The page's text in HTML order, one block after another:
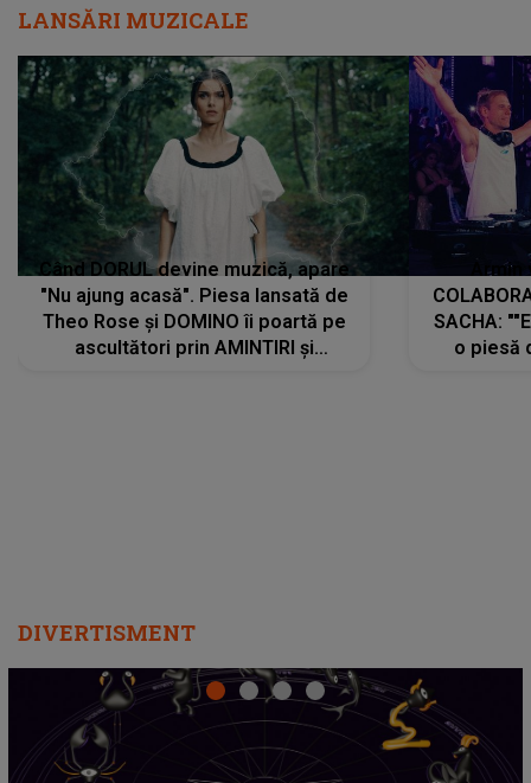
LANSĂRI MUZICALE
Când DORUL devine muzică, apare
"Nu ajung acasă". Piesa lansată de
Theo Rose și DOMINO îi poartă pe
ascultători prin AMINTIRI și
SACHA:
o piesă
DIVERTISMENT